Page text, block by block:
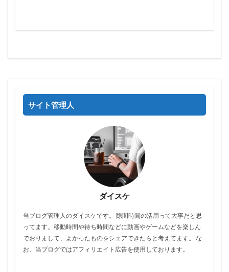
サイト管理人
ダイスケ
当ブログ管理人のダイスケです。 隙間時間の活用って大事だと思
ってます。移動時間や待ち時間などに動画やゲームなどを楽しん
でおりまして、よかったものをシェアできたらと考えてます。 な
お、当ブログではアフィリエイト広告を使用しております。